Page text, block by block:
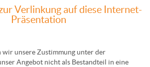
Verlinkung auf diese Internet-
Präsentation
wir unsere Zustimmung unter der
Angebot nicht als Bestandteil in eine